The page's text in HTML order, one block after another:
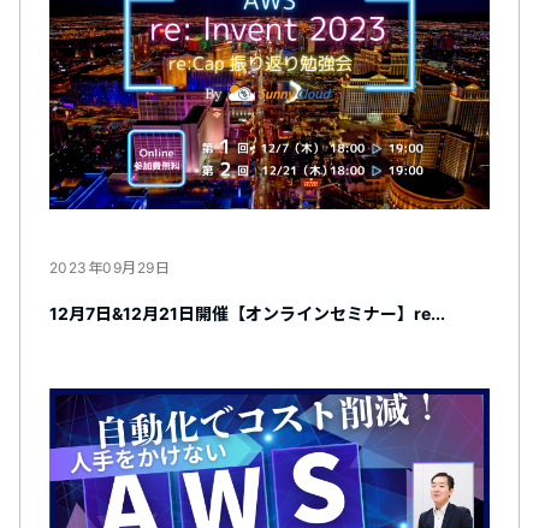
2023年09月29日
12月7日&12月21日開催【オンラインセミナー】re...